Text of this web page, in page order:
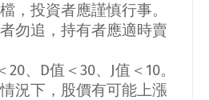
，投資者應謹慎行事。
勿追，持有者應適時賣
20、 D值＜30、 J值＜ 10。
況下，股價有可能上漲